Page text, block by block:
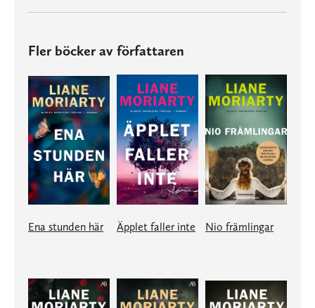
Fler böcker av författaren
Ena stunden här Äpplet faller inte Nio främlingar